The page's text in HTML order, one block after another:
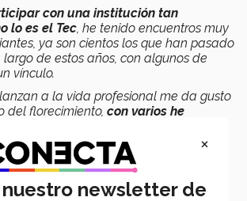
con una institución tan
lo es el Tec, he tenido encuentros muy
ya son cientos los que han pasado
de estos años, con algunos de
vínculo.
lanzan a la vida profesional me da gusto
del florecimiento, con varios he
una vez que se han graduado ya
profesional,agradezco mucho la
por permitirme seguir
, expresó.
×
nuestro newsletter de